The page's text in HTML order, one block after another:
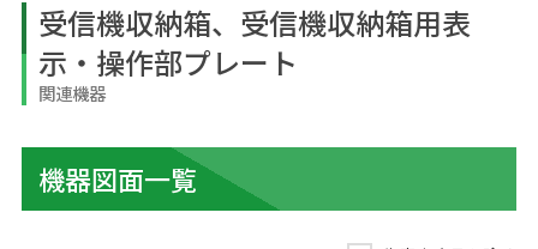
受信機収納箱、受信機収納箱用表
示・操作部プレート
関連機器
機器図面一覧